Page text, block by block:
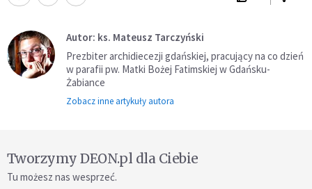
Autor: ks. Mateusz Tarczyński
Prezbiter archidiecezji gdańskiej, pracujący na co dzień
w parafii pw. Matki Bożej Fatimskiej w Gdańsku-
Żabiance
Zobacz inne artykuły autora
Tworzymy DEON.pl dla Ciebie
Tu możesz nas wesprzeć.